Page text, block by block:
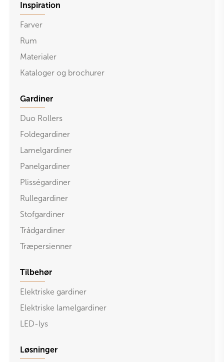
Inspiration
Farver
Rum
Materialer
Kataloger og brochurer
Gardiner
Duo Rollers
Foldegardiner
Lamelgardiner
Panelgardiner
Plisségardiner
Rullegardiner
Stofgardiner
Trådgardiner
Træpersienner
Tilbehør
Elektriske gardiner
Elektriske lamelgardiner
LED-lys
Løsninger